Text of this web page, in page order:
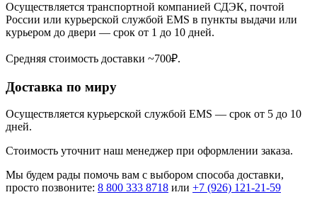
Осуществляется транспортной компанией СДЭК, почтой
России или курьерской службой EMS в пункты выдачи или
курьером до двери — срок от 1 до 10 дней.
Средняя стоимость доставки ~700₽.
Доставка по миру
Осуществляется курьерской службой EMS — срок от 5 до 10
дней.
Стоимость уточнит наш менеджер при оформлении заказа.
Мы будем рады помочь вам с выбором способа доставки,
просто позвоните: 8 800 333 8718 или +7 (926) 121-21-59